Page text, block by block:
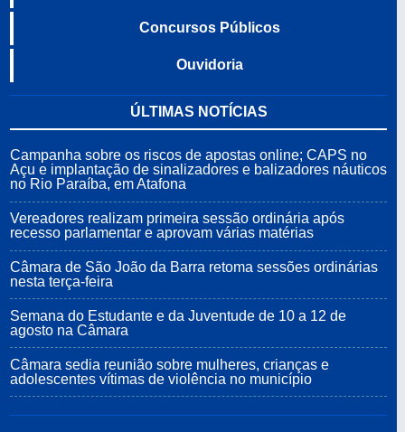
Concursos Públicos
Ouvidoria
ÚLTIMAS NOTÍCIAS
Campanha sobre os riscos de apostas online; CAPS no
Açu e implantação de sinalizadores e balizadores náuticos
no Rio Paraíba, em Atafona
Vereadores realizam primeira sessão ordinária após
recesso parlamentar e aprovam várias matérias
Câmara de São João da Barra retoma sessões ordinárias
nesta terça-feira
Semana do Estudante e da Juventude de 10 a 12 de
agosto na Câmara
Câmara sedia reunião sobre mulheres, crianças e
adolescentes vítimas de violência no município